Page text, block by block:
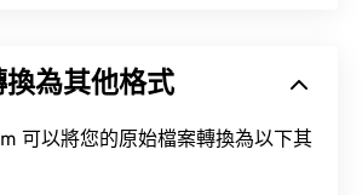
為其他格式
可以將您的原始檔案轉換為以下其